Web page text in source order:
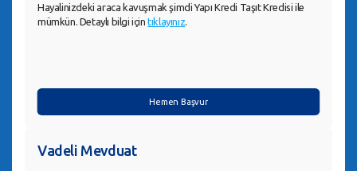
Hayalinizdeki araca kavuşmak şimdi Yapı Kredi Taşıt Kredisi ile
mümkün. Detaylı bilgi içintıklayınız.
Hemen Başvur
Vadeli Mevduat